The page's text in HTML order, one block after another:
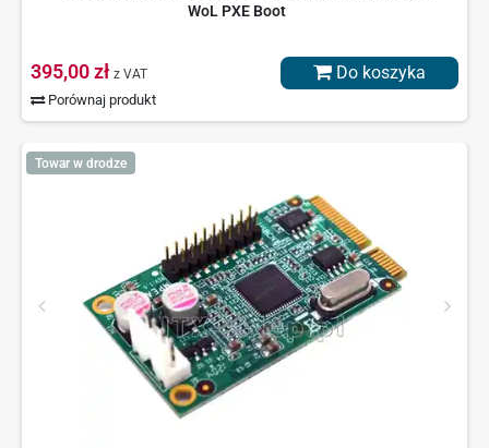
WoL PXE Boot
395,00 zł z VAT
Porównaj produkt
Do koszyka
Towar w drodze